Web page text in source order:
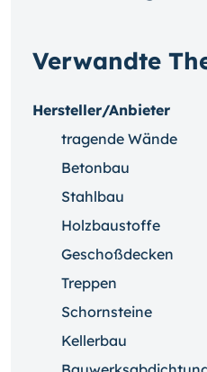
Verwandte
Hersteller/Anbieter
tragende Wände
Betonbau
Stahlbau
Holzbaustoffe
Geschoßdecken
Treppen
Schornsteine
Kellerbau